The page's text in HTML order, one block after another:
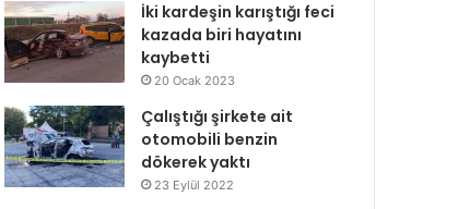
İki kardeşin karıştığı feci
kazada biri hayatını
kaybetti
20 Ocak 2023
Çalıştığı şirkete ait
otomobili benzin
dökerek yaktı
23 Eylül 2022